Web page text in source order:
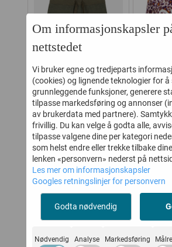
HUST AND CLAIRE
BUKSE ULL/BAMBUS
GABY TEA LEAF
329,-
164,-
Kjøp
Om informasjonskapsler
nettstedet
Vi bruker egne og tredjeparts
(cookies) og lignende teknologier for å
grunnleggende funksjoner, generere
tilpasse markedsføring og annonser
av brukerdata med partnere).
frivillig. Du kan velge å godta alle,
tilpasse valgene dine per kategori
som helst endre eller trekke tilbake
lenken «personvern» nederst på
Les mer om informasjonskapsler
Googles retningslinjer for personvern
Godta nødvendig
Nødvendig Analyse Markedsføring